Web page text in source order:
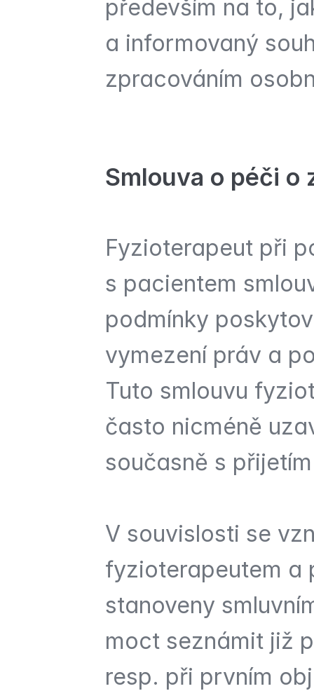
především na to,
a informovaný
zpracováním
Smlouva o péči o
Fyzioterapeut při
s pacientem
podmínky
vymezení práv a
Tuto smlouvu
často nicméně
současně s
V souvislosti se
fyzioterapeutem a
stanoveny
moct seznámit již
resp. při prvním